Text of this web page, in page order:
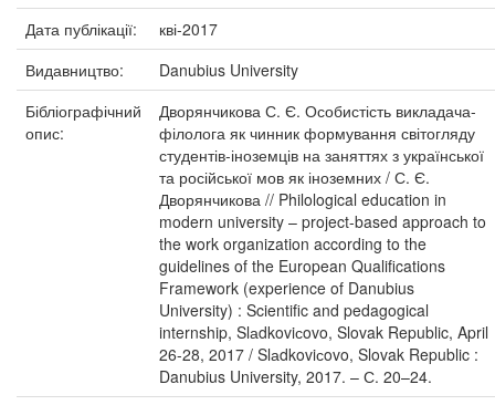
Дата публікації:
кві-2017
Видавництво:
Danubius University
Бібліографічний
опис:
Дворянчикова С. Є. Особистість викладача-
філолога як чинник формування світогляду
студентів-іноземців на заняттях з української
та російської мов як іноземних / С. Є.
Дворянчикова // Philological education in
modern university – project-based approach to
the work organization according to the
guidelines of the European Qualifications
Framework (experience of Danubius
University) : Scientific and pedagogical
internship, Slаdkoviсovo, Slovak Republic, April
26-28, 2017 / Slаdkoviсovo, Slovak Republic :
Danubius University, 2017. – С. 20–24.